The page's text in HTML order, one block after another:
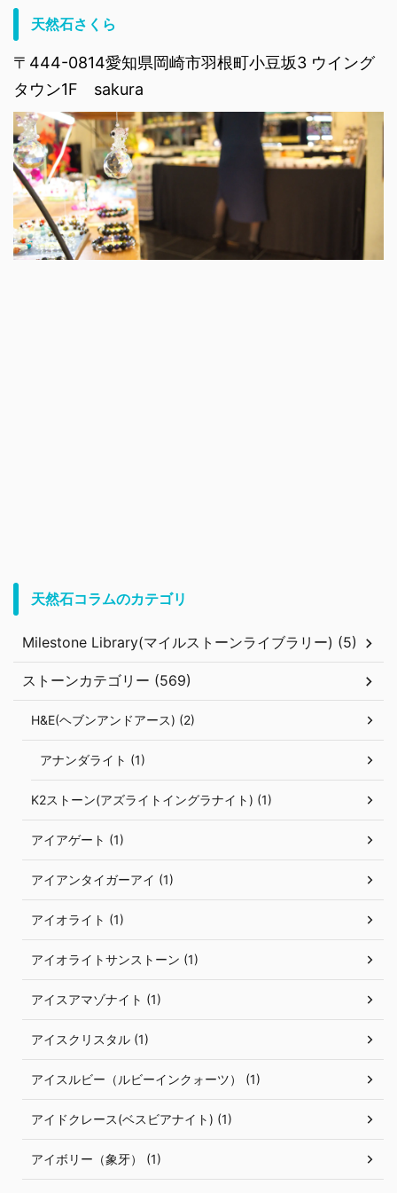
天然石さくら
〒444-0814愛知県岡崎市羽根町小豆坂3 ウイング
タウン1F sakura
天然石コラムのカテゴリ
Milestone Library(マイルストーンライブラリー) (5)
ストーンカテゴリー (569)
H&E(ヘブンアンドアース) (2)
アナンダライト (1)
K2ストーン(アズライトイングラナイト) (1)
アイアゲート (1)
アイアンタイガーアイ (1)
アイオライト (1)
アイオライトサンストーン (1)
アイスアマゾナイト (1)
アイスクリスタル (1)
アイスルビー（ルビーインクォーツ） (1)
アイドクレース(ベスビアナイト) (1)
アイボリー（象牙） (1)